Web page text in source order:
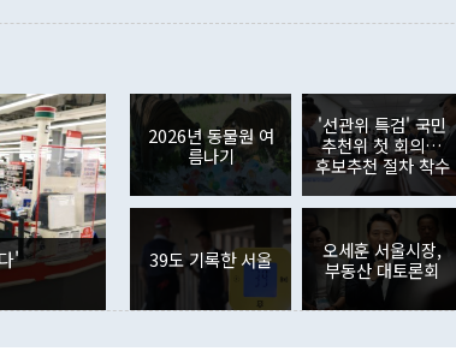
관은 업무보고 사후 브리핑에서 정 장관이 언급한
이 9월 러시아 블라디보스토크에서 열리는 '동방경
며 "정부 차원에서 (참석을) 검토하고 있다"고 발언
은 "그것은 외교부의 몫"이라며 "아직 거기까지 진
잘랐다. 정 장관이 이날 소개한 대북 구상과 설명은
않았다는 점에서 문제가 있다. 특히 주적 표현 대체
사합의 복원, 4자회담 추진 등은 통일부 장관이 결
권이라는 지적이 나오고 있다. 이 대통령은 정 장관
뒤 "여기 업무보고에 발표했다고 승인난 건 아니다
부의 한 소식통은 "정 장관의 발언 내용은 대부분 국
를 거쳐 결정된 사안이 아닌 정 장관의 개인적 생각
련 부처 장관이 정부의 공식 정책이 아닌 사안을 추
하고 대통령의 면전에서 '국군통수권자가 나서야
는 배당수입이 늘어난 데다 전월 분기배당에 따른
였던 올해 3월(369억9000만달러)을 넘어선 것이
인의 해외투자가 80억1000만달러, 외국인의 국내
각각 증가했다. 증권투자에서는 외국인의 국내 주
국인의 국내 주식 투자는 차익실현 매도 등의 영향
감소하며 전월(-310억5000만달러)에 이어 역대 최
경신했다. 외국인의 국내 채권투자는 세계국채지
분기 말 만기도래 영향으로 증가 폭이 줄어든 52억
다. 내국인의 해외 증권투자는 주식을 중심으로 35
다. eoyn2@newspim.com
'
2026년 동물원 여
름나기
'선관위 특검' 국민
추천위 첫 회의…
후보추천 절차 착수
39도 기록한 서울
오세훈 서울시장,
부동산 대토론회